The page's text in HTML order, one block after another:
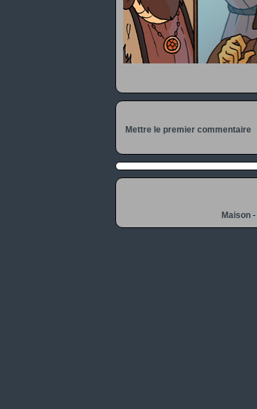
Mettre le premier commentaire
Maison-